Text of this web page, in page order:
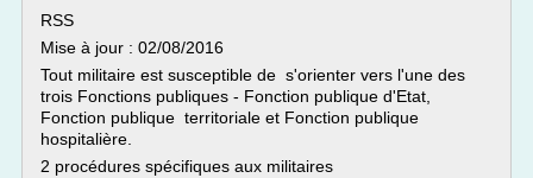
RSS
Mise à jour : 02/08/2016
Tout militaire est susceptible de s'orienter vers l'une des
trois Fonctions publiques - Fonction publique d'Etat,
Fonction publique territoriale et Fonction publique
hospitalière.
2 procédures spécifiques aux militaires